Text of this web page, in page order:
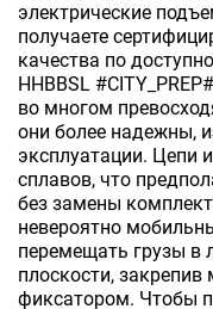
электрические
получаете
качества по
HHBBSL
во многом
они более надежны,
эксплуатации. Цепи
сплавов, что
без замены
невероятно
перемещать грузы в
плоскости,
фиксатором. Чтобы